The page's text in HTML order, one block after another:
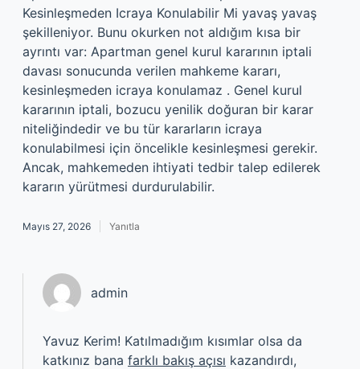
Kesinleşmeden Icraya Konulabilir Mi yavaş yavaş
şekilleniyor. Bunu okurken not aldığım kısa bir
ayrıntı var: Apartman genel kurul kararının iptali
davası sonucunda verilen mahkeme kararı,
kesinleşmeden icraya konulamaz . Genel kurul
kararının iptali, bozucu yenilik doğuran bir karar
niteliğindedir ve bu tür kararların icraya
konulabilmesi için öncelikle kesinleşmesi gerekir.
Ancak, mahkemeden ihtiyati tedbir talep edilerek
kararın yürütmesi durdurulabilir.
Mayıs 27, 2026 Yanıtla
admin
Yavuz Kerim! Katılmadığım kısımlar olsa da
katkınız bana farklı bakış açısı kazandırdı,